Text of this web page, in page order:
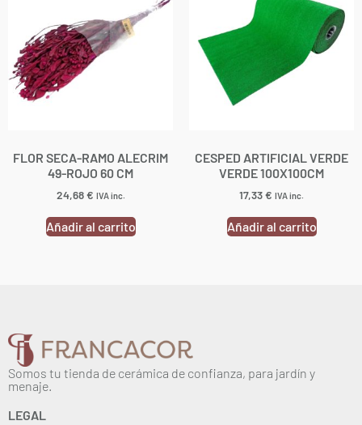
FLOR SECA-RAMO ALECRIM
49-ROJO 60 CM
24,68€ IVA inc.
Añadir al carrito
CESPED ARTIFICIAL VERDE
VERDE 100X100CM
17,33€ IVA inc.
Añadir al carrito
Somos tu tienda de cerámica de confianza, para jardín y
menaje.
LEGAL